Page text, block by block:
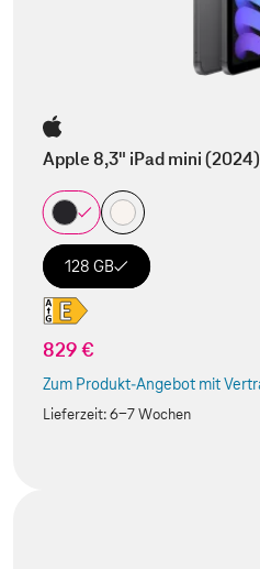
Apple 8,3" iPad mini
128 GB
829 €
Zum Produkt-Angebot mit
(Der Link wird in einem neuen
Lieferzeit:6-7 Wochen